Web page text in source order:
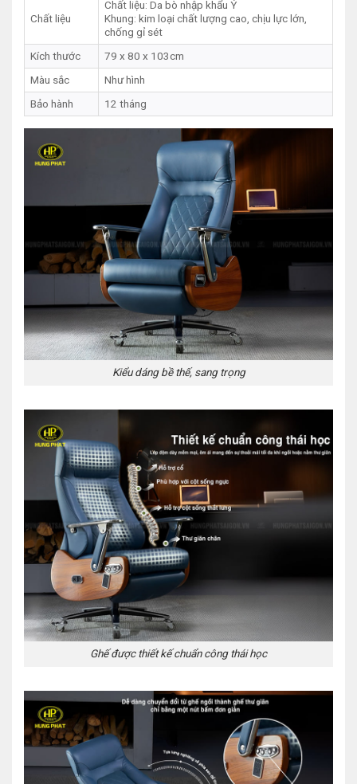
Chất liệu
Chất liệu: Da bò nhập khẩu Ý
Khung: kim loại chất lượng cao, chịu lực lớn,
chống gỉ sét
Kích thước
79 x 80 x 103cm
Màu sắc
Như hình
Bảo hành
12 tháng
Kiểu dáng bề thế, sang trọng
Ghế được thiết kế chuẩn công thái học